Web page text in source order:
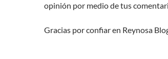
opinión por medio de tus
Gracias por confiar en Reynosa